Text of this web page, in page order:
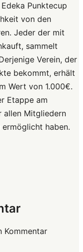
Punktecup
von den
Jeder der mit
sammelt
Verein, der
bekommt, erhält
Wert von 1.000€.
Etappe am
allen Mitgliedern
haben.
Kommentar